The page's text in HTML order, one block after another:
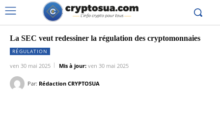
La SEC veut redessiner la régulation des cryptomonnaies
RÉGULATION
ven 30 mai 2025 Mis à jour: ven 30 mai 2025
Par: Rédaction CRYPTOSUA